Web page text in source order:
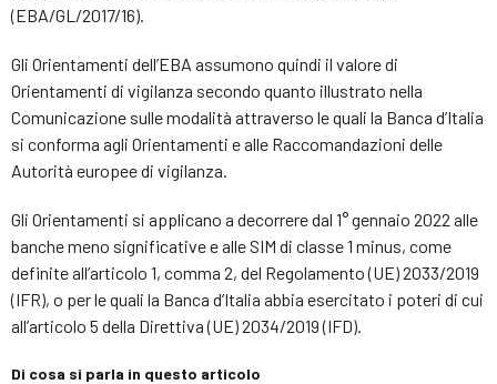
(EBA/GL/2017/16).
Gli Orientamenti dell’EBA assumono quindi il valore di
Orientamenti di vigilanza secondo quanto illustrato nella
Comunicazione sulle modalità attraverso le quali la Banca d’Italia
si conforma agli Orientamenti e alle Raccomandazioni delle
Autorità europee di vigilanza.
Gli Orientamenti si applicano a decorrere dal 1° gennaio 2022 alle
banche meno significative e alle SIM di classe 1 minus, come
definite all’articolo 1, comma 2, del Regolamento (UE) 2033/2019
(IFR), o per le quali la Banca d’Italia abbia esercitato i poteri di cui
all’articolo 5 della Direttiva (UE) 2034/2019 (IFD).
Di cosa si parla in questo articolo